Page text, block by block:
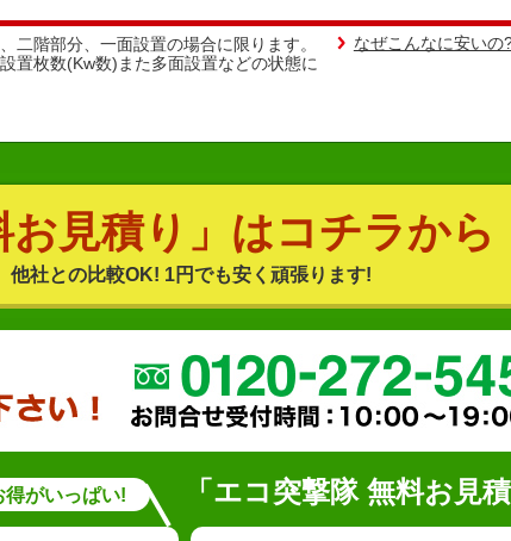
二階部分、一面設置の場合に限ります。
置枚数(Kw数)また多面設置などの状態に
なぜこんなに安いの
お見積り」はコチラから
他社との比較OK! 1円でも安く頑張ります!
得がいっぱい! 「エコ突撃隊 無料お見積